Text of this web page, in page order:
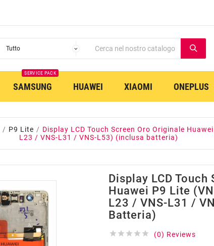
SAMSUNG
SERVICE PACK
HUAWEI XIAOMI ONEPLUS
P9 Lite
Display LCD Touch Screen Oro Originale
L23 / VNS-L31 / VNS-L53) (inclusa batteria)
Display LCD
Huawei P9 Lite
L23 / VNS-L31 /
Batteria)
     (0) Reviews